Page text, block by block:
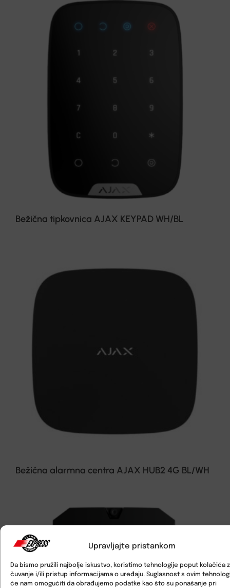
Upravljajte pristankom
Da bismo pružili najbolje iskustvo, koristimo tehnologije poput kolačića
čuvanje i/ili pristup informacijama o uređaju. Suglasnost s ovim
će nam omogućiti da obrađujemo podatke kao što su ponašanje pri
Bežična tipkovnica AJAX KEYPAD WH/BL
Bežična alarmna centra AJAX HUB2 4G BL/WH